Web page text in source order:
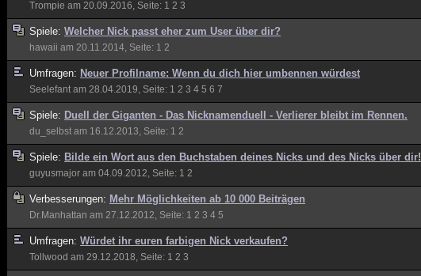
Trompie am 20.09.2016, Seite: 1 2 3
Spiele: Welcher Nick passt eher zum User über dir?
hawaii am 20.11.2014, Seite: 1 2
Umfragen: Neuer Profilname: Wenn du dich hier umbennen würdest
Seelefant am 28.04.2019, Seite: 1 2 3 4 5 6 7
Spiele: Duell der Giganten - Das Nicknamenduell - Verlierer bleibt im Rennen.
du_selbst am 16.12.2013, Seite: 1 2
Spiele: Bilde ein Wort aus den Buchstaben deines Nicks und des Nicks über dir!
guyusmajor am 04.09.2012, Seite: 1 2
Verbesserungen: Mehr Möglichkeiten ab 10 000 Beiträgen
Dr.Manhattan am 27.12.2012, Seite: 1 2 3 4 5
Umfragen: Würdet ihr euren farbigen Nick verkaufen?
Tollwood am 29.12.2018, Seite: 1 2 3